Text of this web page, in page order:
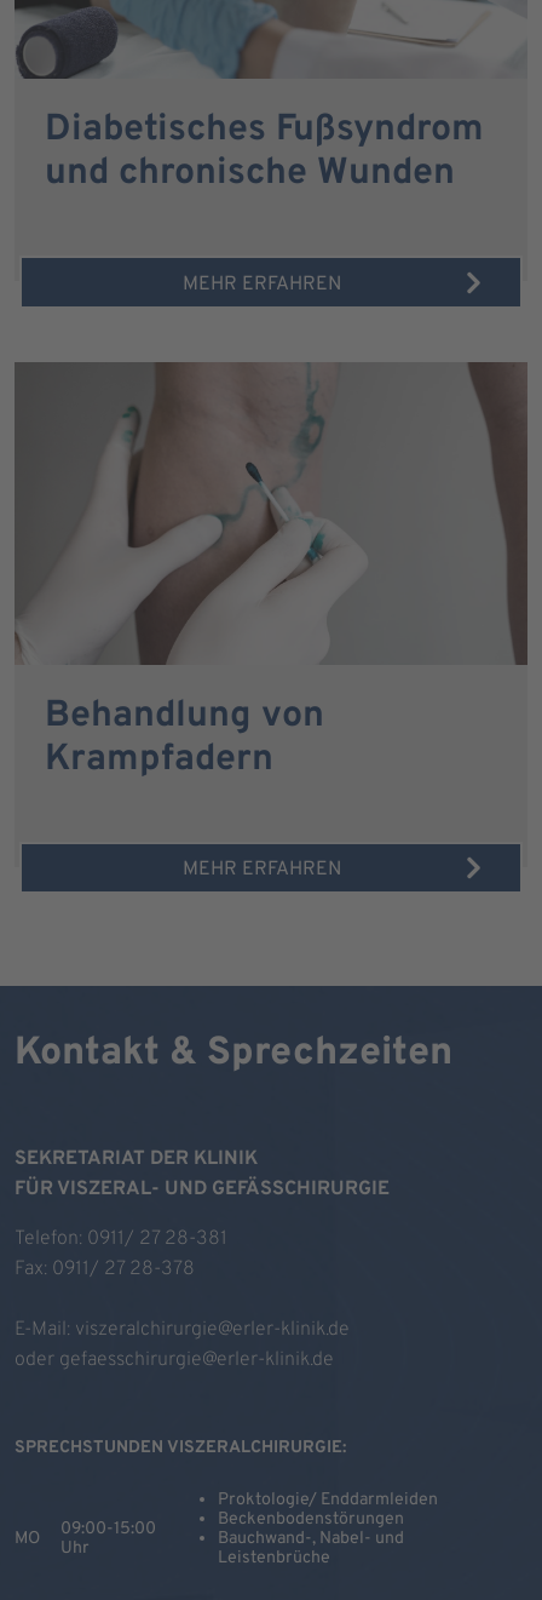
Diabetisches Fußsyndrom
und chronische Wunden
MEHR ERFAHREN
Behandlung von
Krampfadern
MEHR ERFAHREN
Kontakt & Sprechzeiten
SEKRETARIAT DER KLINIK
FÜR VISZERAL- UND GEFÄSSCHIRURGIE
Telefon: 0911/ 27 28-381
Fax: 0911/ 27 28-378
E-Mail: viszeralchirurgie@erler-klinik.de
oder gefaesschirurgie@erler-klinik.de
SPRECHSTUNDEN VISZERALCHIRURGIE:
MO
09:00-15:00
Uhr
Proktologie/ Enddarmleiden
Beckenbodenstörungen
Bauchwand-, Nabel- und
Leistenbrüche